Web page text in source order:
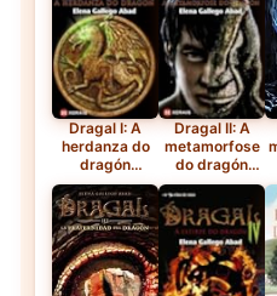
Dragal I: A
herdanza do
dragón
(INFANTIL E
XUVENIL -
FÓRA DE
XOGO)
Dragal II: A
metamorfose
do dragón
(INFANTIL E
XUVENIL -
FÓRA DE
XOGO)